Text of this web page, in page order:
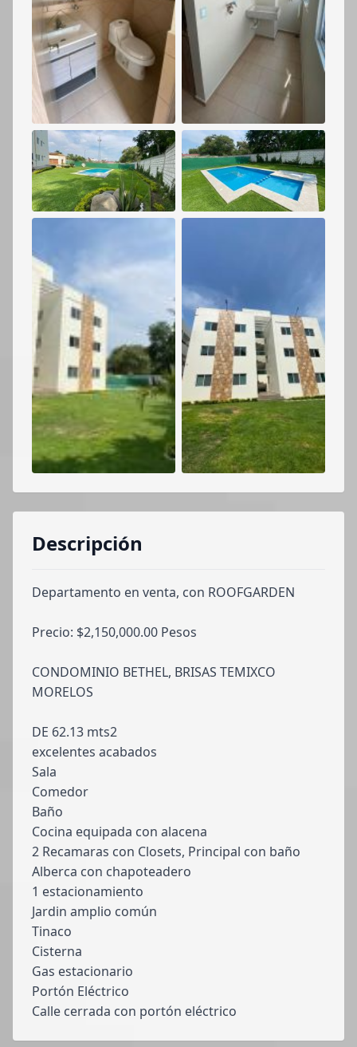
Descripción
Departamento en venta, con ROOFGARDEN
Precio: $2,150,000.00 Pesos
CONDOMINIO BETHEL, BRISAS TEMIXCO
MORELOS
DE 62.13 mts2
excelentes acabados
Sala
Comedor
Baño
Cocina equipada con alacena
2 Recamaras con Closets, Principal con baño
Alberca con chapoteadero
1 estacionamiento
Jardin amplio común
Tinaco
Cisterna
Gas estacionario
Portón Eléctrico
Calle cerrada con portón eléctrico